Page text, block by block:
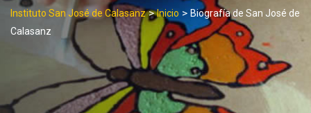
Instituto San José de Calasanz>Inicio > Biografía de San José de
Calasanz